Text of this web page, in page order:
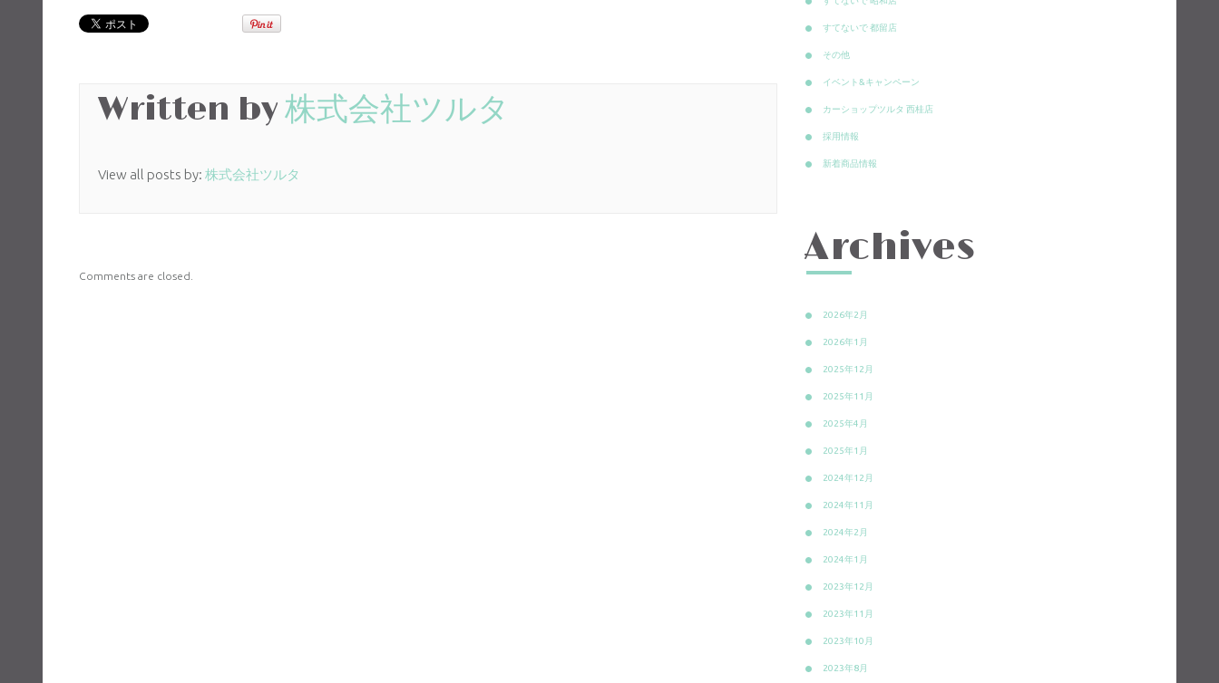
Written by株式会社ツルタ
View all posts by: 株式会社ツルタ
Comments are closed.
すてないで 都留店
その他
イベント&キャンペーン
カーショップツルタ 西桂店
採用情報
新着商品情報
Archives
2026年2月
2026年1月
2025年12月
2025年11月
2025年4月
2025年1月
2024年12月
2024年11月
2024年2月
2024年1月
2023年12月
2023年11月
2023年10月
2023年8月